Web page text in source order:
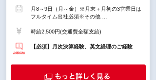
月8～9日（月～金）※月末＋月初の3営業日は
フルタイム出社必須※その他 …
時給2,500円(交通費全額支給)
【必須】月次決算経験、英文経理のご経験